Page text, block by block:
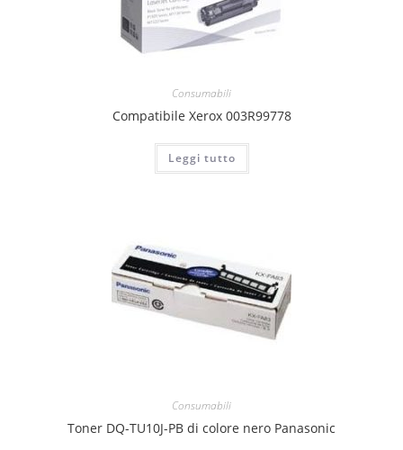
Consumabili
Compatibile Xerox 003R99778
Leggi tutto
Consumabili
Toner DQ-TU10J-PB di colore nero Panasonic